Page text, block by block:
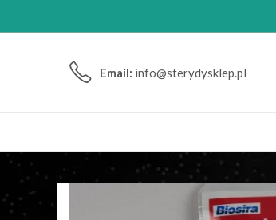
Email: info@sterydysklep.pl